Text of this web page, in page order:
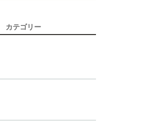
カテゴリー